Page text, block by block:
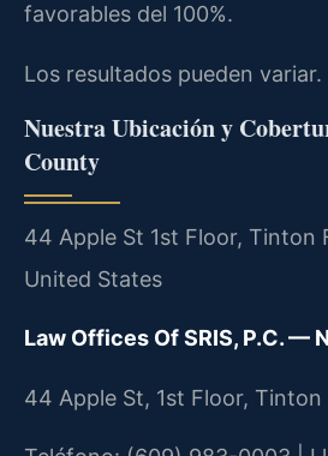
favorables del 100%.
Los resultados pueden variar.
Nuestra Ubicación y
County
44 Apple St 1st Floor, Tinton
United States
Law Offices Of SRIS, P.C. —
44 Apple St, 1st Floor, Tinton